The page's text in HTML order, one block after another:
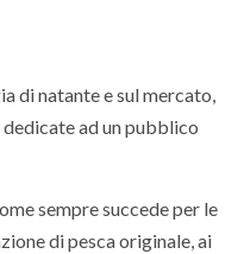
di natante e sul mercato,
ad un pubblico
sempre succede per le
di pesca originale, ai